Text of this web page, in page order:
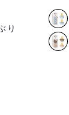
り